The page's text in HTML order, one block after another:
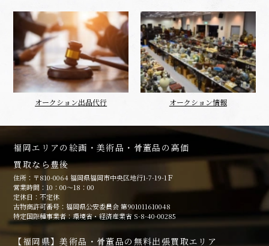
オークション出品代行 オークション情報
福岡エリアの絵画・美術品・骨董品の高価
買取なら豊後
住所：〒810-0064 福岡県福岡市中央区地行1-7-19-1Ｆ
営業時間：10：00～18：00
定休日：不定休
古物商許可番号：福岡県公安委員会 第901011610048
特定国際種事業者：環境省・経済産業省 S-8-40-00285
【福岡県】美術品・骨董品の無料出張買取エリア